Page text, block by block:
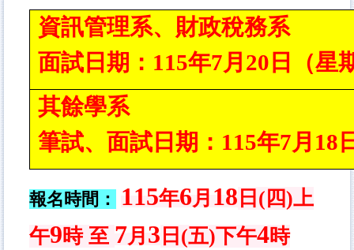
資訊管理系、財政稅務系
面試日期：115年7月20日（星
其餘學系
筆試、面試日期：115年7月18
報名時間： 115年6月 18 日(四)上
午9時 至 7月 3 日(五)下午4時